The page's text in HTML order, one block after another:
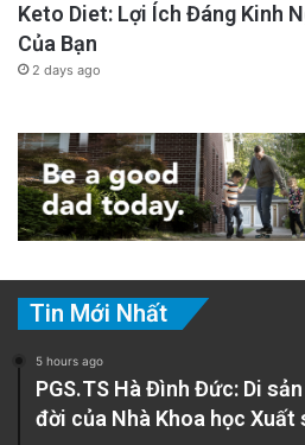
Keto Diet: Lợi Ích Đáng Kinh
Của Bạn
2 days ago
Tin Mới Nhất
5 hours ago
PGS.TS Hà Đình Đức: Di
đời của Nhà Khoa học Xuất